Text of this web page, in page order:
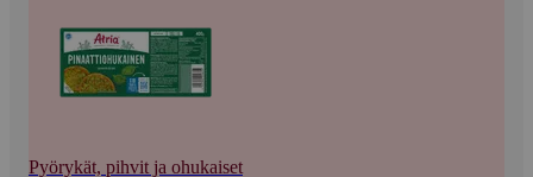
Pyörykät, pihvit ja ohukaiset